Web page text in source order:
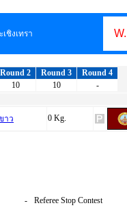
เชิงเทรา
Round 2 Round 3
Round 4
10 10
-
าว 0 Kg.
-
Referee Stop Contest